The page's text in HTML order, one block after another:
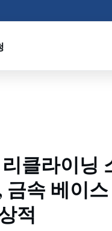
클라이닝
속 베이
적